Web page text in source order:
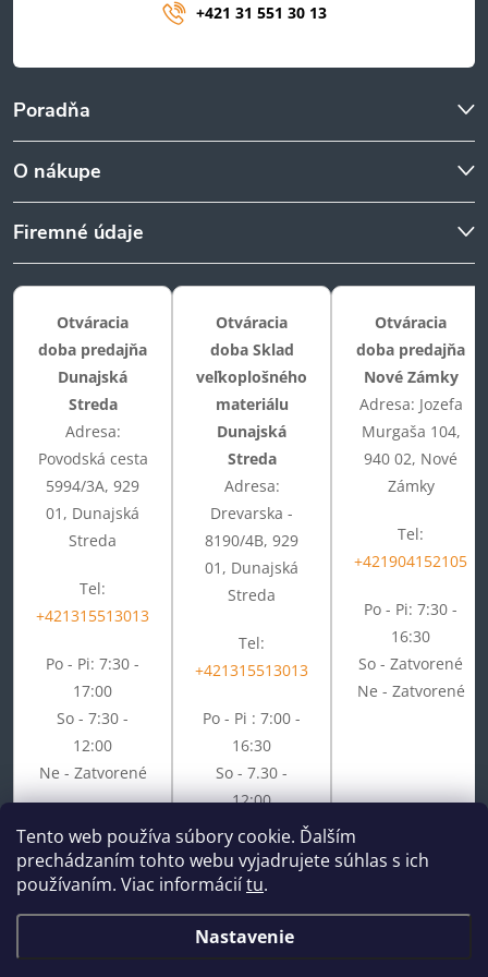
Tento web používa súbory cookie. Ďalším
prechádzaním tohto webu vyjadrujete súhlas s ich
používaním. Viac informáciítu.
Nastavenie
Poradňa
O nákupe
Firemné údaje
+421 31 551 30 13
Otváracia
doba predajňa
Dunajská
Streda
Adresa:
Povodská cesta
5994/3A, 929
01, Dunajská
Streda
Tel:
+421315513013
Po - Pi: 7:30 -
17:00
So - 7:30 -
12:00
Ne - Zatvorené
Otváracia
doba Sklad
veľkoplošného
materiálu
Dunajská
Streda
Adresa:
Drevarska -
8190/4B, 929
01, Dunajská
Streda
Tel:
+421315513013
Po - Pi : 7:00 -
16:30
So - 7.30 -
12:00
Ne - Zatvorené
Otváracia
doba predajňa
Nové Zámky
Adresa: Jozefa
Murgaša 104,
940 02, Nové
Zámky
Tel:
+421904152105
Po - Pi: 7:30 -
16:30
So - Zatvorené
Ne - Zatvorené